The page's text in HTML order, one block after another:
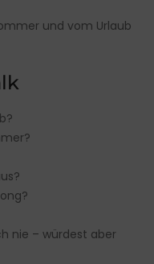
und vom Urlaub
nie – würdest aber